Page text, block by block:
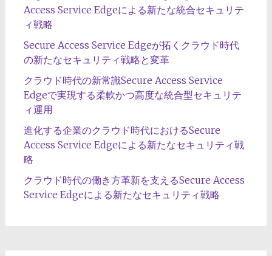
Access Service Edgeによる新たな統合セキュリテ
ィ戦略
Secure Access Service Edgeが拓くクラウド時代
の新たなセキュリティ戦略と変革
クラウド時代の新常識Secure Access Service
Edgeで実現する柔軟かつ高度な統合型セキュリテ
ィ運用
進化する企業のクラウド時代におけるSecure
Access Service Edgeによる新たなセキュリティ戦
略
クラウド時代の働き方革新を支えるSecure Access
Service Edgeによる新たなセキュリティ戦略